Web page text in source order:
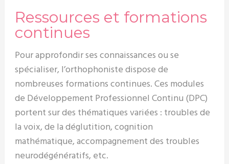
Ressources et formations
continues
Pour approfondir ses connaissances ou se
spécialiser, l’orthophoniste dispose de
nombreuses formations continues. Ces modules
de Développement Professionnel Continu (DPC)
portent sur des thématiques variées : troubles de
la voix, de la déglutition, cognition
mathématique, accompagnement des troubles
neurodégénératifs, etc.